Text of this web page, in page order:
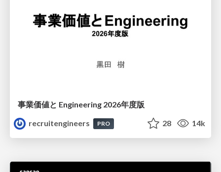
事業価値と Engineering 2026年度版
recruitengineers
PRO 28 14k